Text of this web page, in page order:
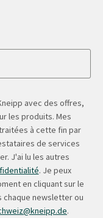
avec des offres,
les produits. Mes
à cette fin par
de services
J'ai lu les autres
. Je peux
en cliquant sur le
chaque newsletter ou
.